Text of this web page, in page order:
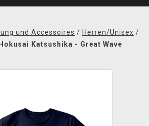
und Accessoires / Herren/Unisex /
Katsushika - Great Wave